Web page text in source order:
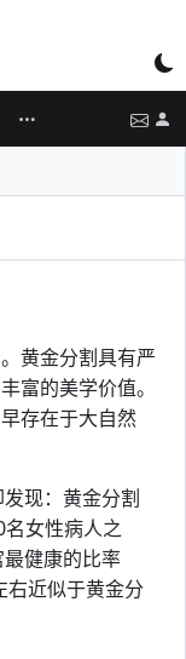
黄金分割具有严
富的美学价值。
存在于大自然
现：黄金分割
女性病人之
健康的比率
右近似于黄金分